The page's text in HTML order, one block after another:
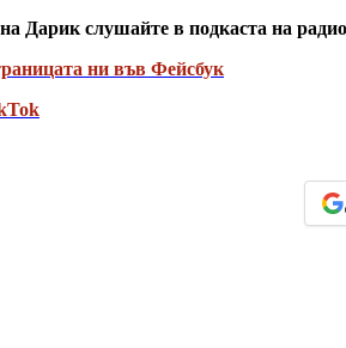
Дарик слушайте в подкаста на
ни във Фейсбук